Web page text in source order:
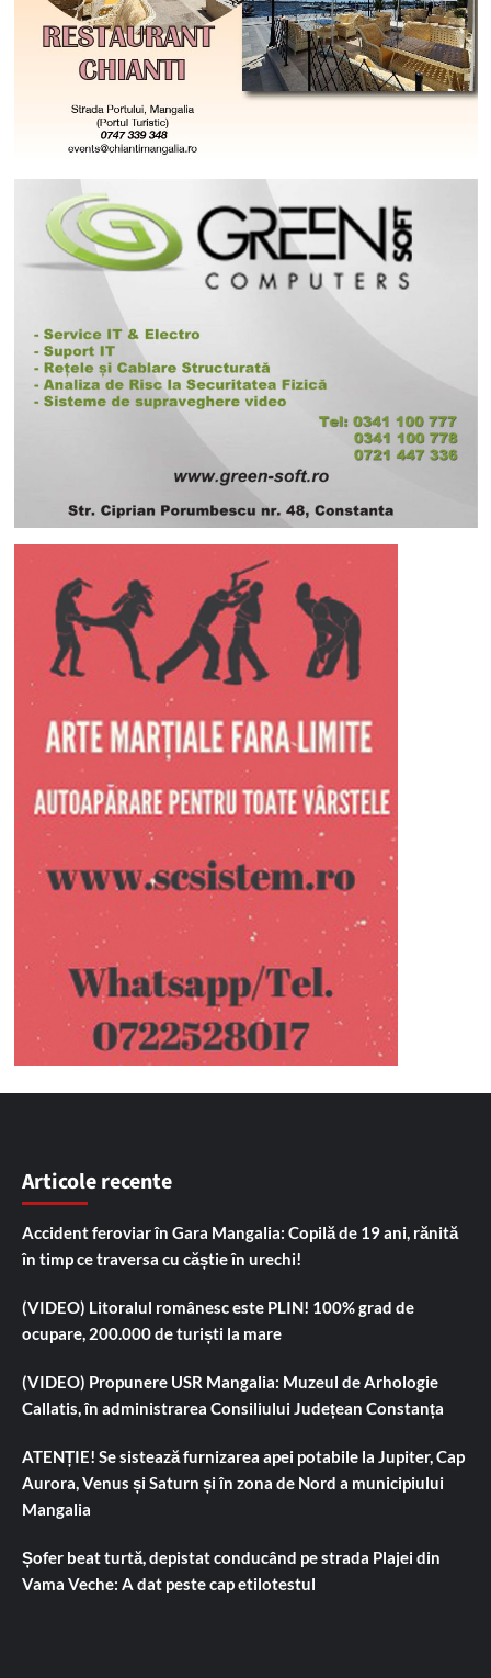
Articole recente
Accident feroviar în Gara Mangalia: Copilă de 19 ani, rănită
în timp ce traversa cu căștie în urechi!
(VIDEO) Litoralul românesc este PLIN! 100% grad de
ocupare, 200.000 de turiști la mare
(VIDEO) Propunere USR Mangalia: Muzeul de Arhologie
Callatis, în administrarea Consiliului Județean Constanța
ATENȚIE! Se sistează furnizarea apei potabile la Jupiter, Cap
Aurora, Venus și Saturn și în zona de Nord a municipiului
Mangalia
Șofer beat turtă, depistat conducând pe strada Plajei din
Vama Veche: A dat peste cap etilotestul